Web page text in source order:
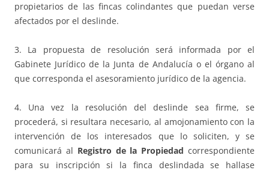
propietarios de las fincas colindantes que puedan verse
afectados por el deslinde.
3. La propuesta de resolución será informada por el
Gabinete Jurídico de la Junta de Andalucía o el órgano al
que corresponda el asesoramiento jurídico de la agencia.
4. Una vez la resolución del deslinde sea firme, se
procederá, si resultara necesario, al amojonamiento con la
intervención de los interesados que lo soliciten, y se
comunicará al Registro de la Propiedad correspondiente
para su inscripción si la finca deslindada se hallase